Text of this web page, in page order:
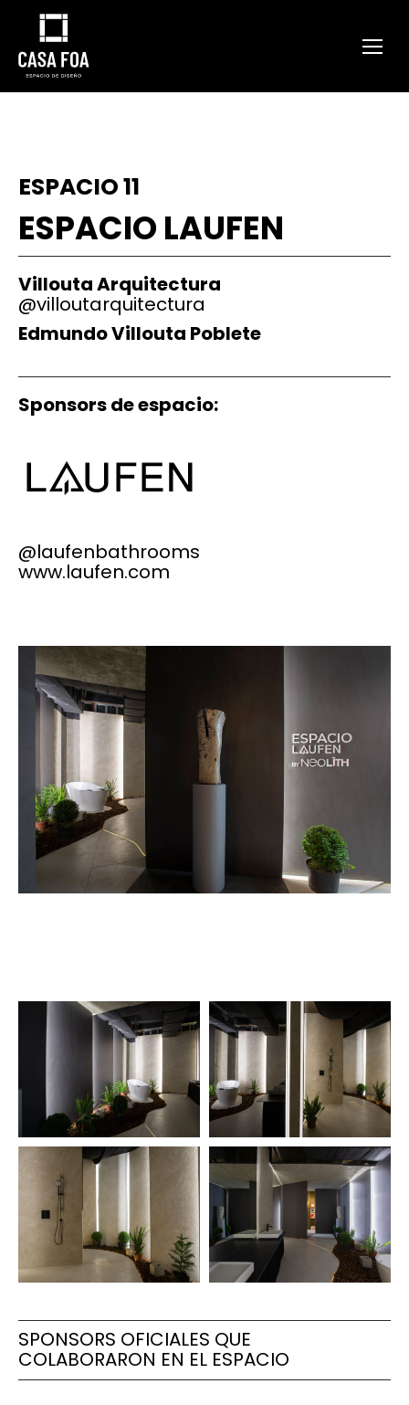
ESPACIO 11
ESPACIO LAUFEN
Villouta Arquitectura
@villoutarquitectura
Edmundo Villouta Poblete
Sponsors de espacio:
@laufenbathrooms
www.laufen.com
SPONSORS OFICIALES QUE
COLABORARON EN EL ESPACIO